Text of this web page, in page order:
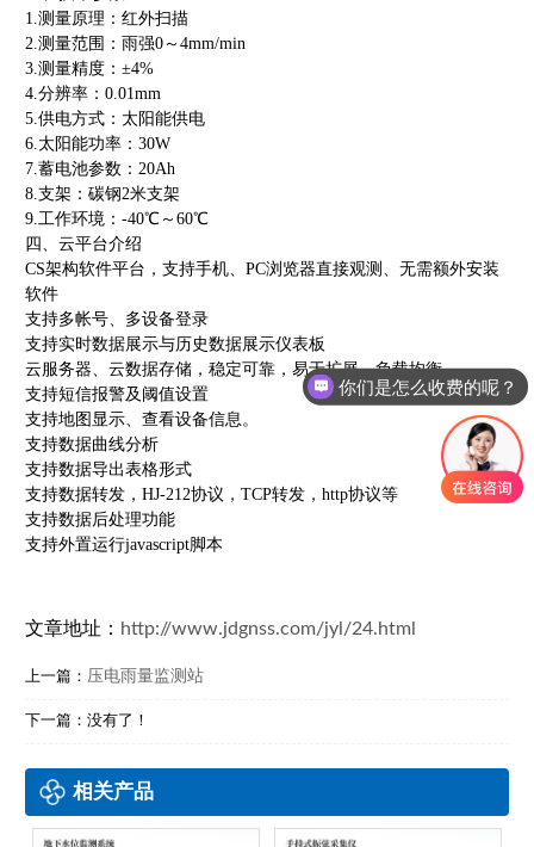
1.测量原理：红外扫描
2.测量范围：雨强0～4mm/min
3.测量精度：±4%
4.分辨率：0.01mm
5.供电方式：太阳能供电
6.太阳能功率：30W
7.蓄电池参数：20Ah
8.支架：碳钢2米支架
9.工作环境：-40℃～60℃
四、云平台介绍
CS架构软件平台，支持手机、PC浏览器直接观测、无需额外安装
软件
支持多帐号、多设备登录
支持实时数据展示与历史数据展示仪表板
云服务器、云数据存储，稳定可靠，易于扩展，负载均衡
支持短信报警及阈值设置
支持地图显示、查看设备信息。
支持数据曲线分析
支持数据导出表格形式
支持数据转发，HJ-212协议，TCP转发，http协议等
支持数据后处理功能
支持外置运行javascript脚本
文章地址： http://www.jdgnss.com/jyl/24.html
上一篇： 压电雨量监测站
下一篇：没有了！
相关产品
你们是怎么收费的呢？